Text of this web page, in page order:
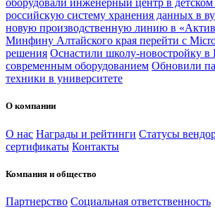
оборудовали инженерный центр в детском
российскую систему хранения данных в
новую производственную линию в
Минфину Алтайского края перейти с
решения Оснастили школу-новостройку в
современным оборудованием Обновили
техники в университете
О компании
О нас Награды и рейтинги Статусы
сертификаты Контакты
Компания и общество
Партнерство Социальная ответственность